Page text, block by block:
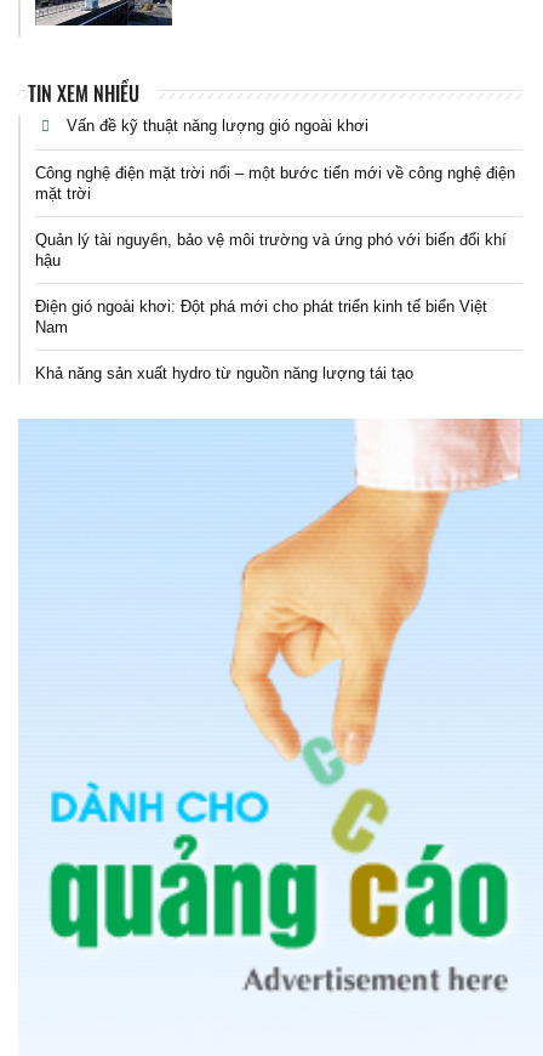
TIN XEM NHIỀU
Vấn đề kỹ thuật năng lượng gió ngoài khơi
Công nghệ điện mặt trời nổi – một bước tiến mới về công nghệ điện
mặt trời
Quản lý tài nguyên, bảo vệ môi trường và ứng phó với biến đổi khí
hậu
Điện gió ngoài khơi: Đột phá mới cho phát triển kinh tế biển Việt
Nam
Khả năng sản xuất hydro từ nguồn năng lượng tái tạo